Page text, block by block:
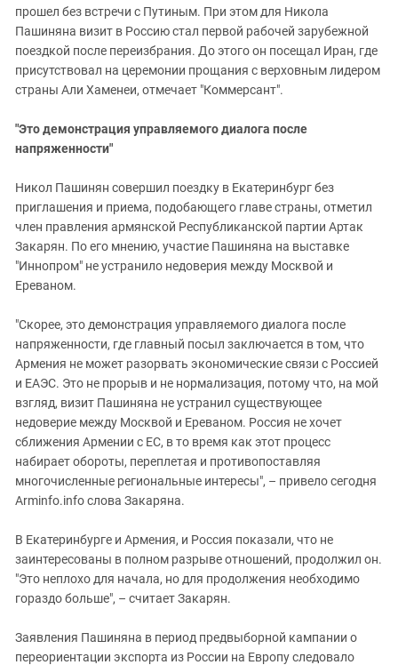
прошел без встречи с Путиным. При этом для Николa
Пашиняна визит в Россию стал первой рабочей зарубежной
поездкой после переизбрания. До этого он посещал Иран, где
присутствовал на церемонии прощания с верховным лидером
страны Али Хаменеи, отмечает "Коммерсант".
"Это демонстрация управляемого диалога после
напряженности"
Никол Пашинян совершил поездку в Екатеринбург без
приглашения и приема, подобающего главе страны, отметил
член правления армянской Республиканской партии Артак
Закарян. По его мнению, участие Пашиняна на выставке
"Иннопром" не устранило недоверия между Москвой и
Ереваном.
"Скорее, это демонстрация управляемого диалога после
напряженности, где главный посыл заключается в том, что
Армения не может разорвать экономические связи с Россией
и ЕАЭС. Это не прорыв и не нормализация, потому что, на мой
взгляд, визит Пашиняна не устранил существующее
недоверие между Москвой и Ереваном. Россия не хочет
сближения Армении с ЕС, в то время как этот процесс
набирает обороты, переплетая и противопоставляя
многочисленные региональные интересы", – привело сегодня
Arminfo.info слова Закаряна.
В Екатеринбурге и Армения, и Россия показали, что не
заинтересованы в полном разрыве отношений, продолжил он.
"Это неплохо для начала, но для продолжения необходимо
гораздо больше", – считает Закарян.
Заявления Пашиняна в период предвыборной кампании о
переориентации экспорта из России на Европу следовало